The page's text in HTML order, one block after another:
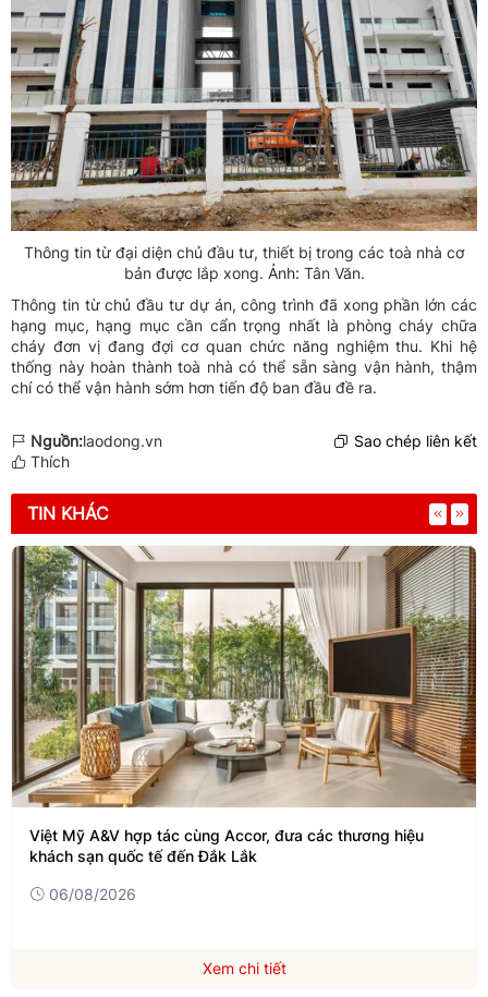
Thông tin từ đại diện chủ đầu tư, thiết bị trong các toà nhà cơ
bản được lắp xong. Ảnh: Tân Văn.
Thông tin từ chủ đầu tư dự án, công trình đã xong phần lớn các
hạng mục, hạng mục cần cẩn trọng nhất là phòng cháy chữa
cháy đơn vị đang đợi cơ quan chức năng nghiệm thu. Khi hệ
thống này hoàn thành toà nhà có thể sẵn sàng vận hành, thậm
chí có thể vận hành sớm hơn tiến độ ban đầu đề ra.
Nguồn:laodong.vn
Sao chép liên kết
Thích
TIN KHÁC
A&V hợp tác cùng Accor, đưa các thương hiệu
sạn quốc tế đến Đắk Lắk
2026
Xem chi tiết